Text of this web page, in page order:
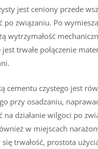
jest ceniony przede
po związaniu. Po
wytrzymałość
trwałe połączenie
cementu czystego jest
przy osadzaniu,
na działanie wilgoci po
w miejscach
się trwałość, prostota